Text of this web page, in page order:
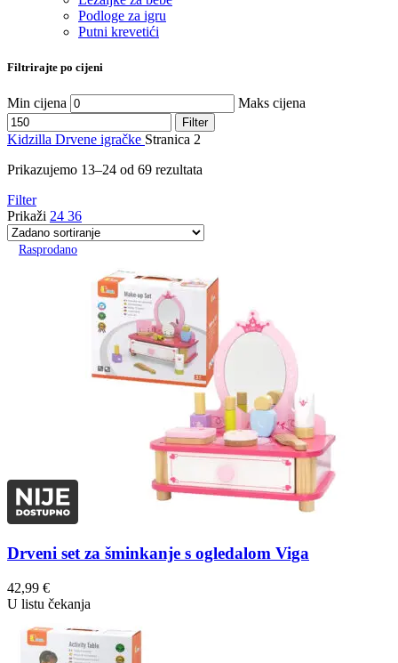
Podloge za igru
Putni krevetići
Filtrirajte po cijeni
Min cijena Maks cijena
Filter
Kidzilla Drvene igračke Stranica 2
Prikazujemo 13–24 od 69 rezultata
Filter
Prikaži 24 36
Rasprodano
Drveni set za šminkanje s ogledalom Viga
42,99 €
U listu čekanja